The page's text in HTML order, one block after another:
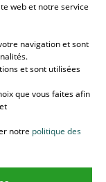
web et notre service
navigation et sont
et sont utilisées
que vous faites afin
notre politique des